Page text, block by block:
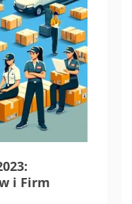
i Firm